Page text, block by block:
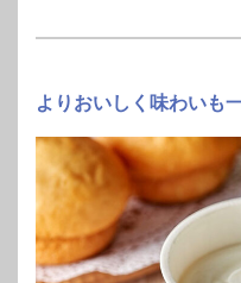
よりおいしく味わいも